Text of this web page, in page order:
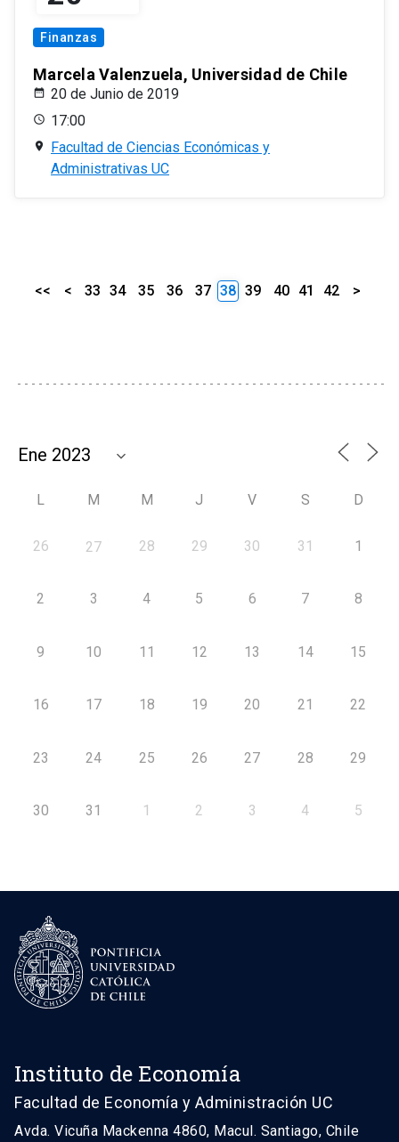
Finanzas
Marcela Valenzuela, Universidad de Chile
20 de Junio de 2019
17:00
Facultad de Ciencias Económicas y
Administrativas UC
<< < 33 34 35 36 37 38 39 40 41 42 >
L M M J V S D
26 27 28 29 30 31 1
2 3 4 5 6 7 8
9 10 11 12 13 14 15
16 17 18 19 20 21 22
23 24 25 26 27 28 29
30 31 1 2 3 4 5
Instituto de Economía
Facultad de Economía y Administración UC
Avda. Vicuña Mackenna 4860, Macul. Santiago, Chile